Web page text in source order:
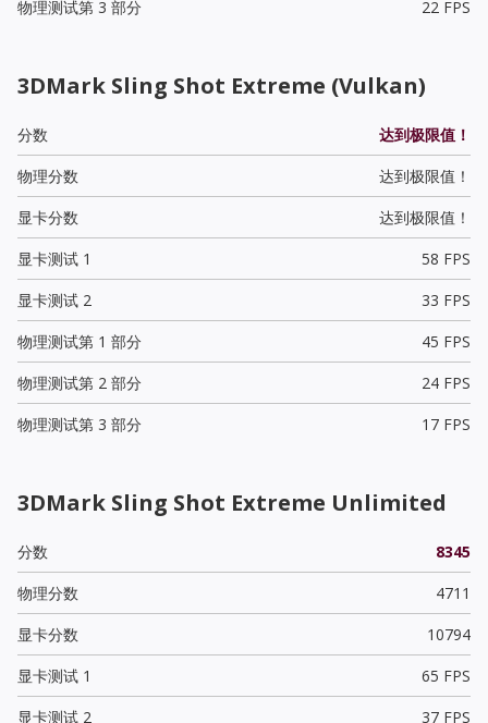
物理测试第 3 部分
22 FPS
3DMark Sling Shot Extreme (Vulkan)
分数
达到极限值！
物理分数
达到极限值！
显卡分数
达到极限值！
显卡测试 1
58 FPS
显卡测试 2
33 FPS
物理测试第 1 部分
45 FPS
物理测试第 2 部分
24 FPS
物理测试第 3 部分
17 FPS
3DMark Sling Shot Extreme Unlimited
分数
8345
物理分数
4711
显卡分数
10794
显卡测试 1
65 FPS
显卡测试 2
37 FPS